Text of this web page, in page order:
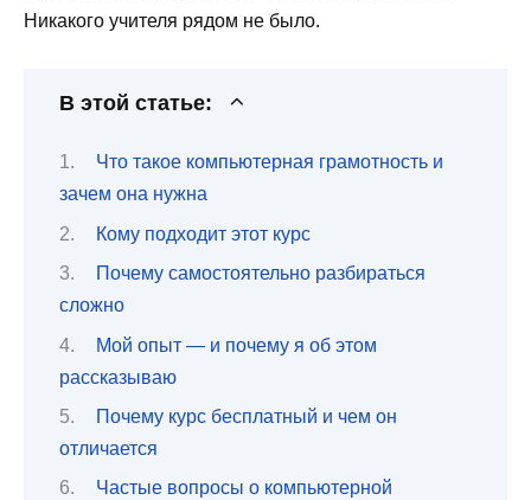
Никакого учителя рядом не было.
В этой статье:
Что такое компьютерная грамотность и
зачем она нужна
Кому подходит этот курс
Почему самостоятельно разбираться
сложно
Мой опыт — и почему я об этом
рассказываю
Почему курс бесплатный и чем он
отличается
Частые вопросы о компьютерной